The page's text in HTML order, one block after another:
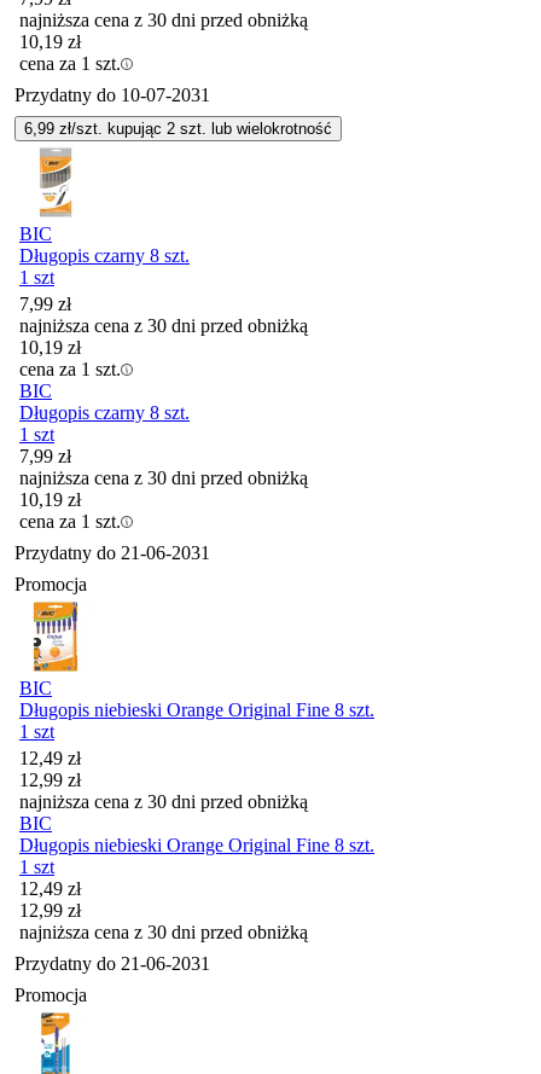
najniższa cena z 30 dni przed obniżką
10,19 zł
cena za 1 szt.
Przydatny do 10-07-2031
6,99 zł/szt. kupując 2 szt. lub wielokrotność
BIC
Długopis czarny 8 szt.
1 szt
7,99 zł
najniższa cena z 30 dni przed obniżką
10,19 zł
cena za 1 szt.
BIC
Długopis czarny 8 szt.
1 szt
7,99 zł
najniższa cena z 30 dni przed obniżką
10,19 zł
cena za 1 szt.
Przydatny do 21-06-2031
Promocja
BIC
Długopis niebieski Orange Original Fine 8 szt.
1 szt
Cena promocyjna
12,49 zł
12,99 zł
najniższa cena z 30 dni przed obniżką
BIC
Długopis niebieski Orange Original Fine 8 szt.
1 szt
Cena promocyjna
12,49 zł
12,99 zł
najniższa cena z 30 dni przed obniżką
Przydatny do 21-06-2031
Promocja